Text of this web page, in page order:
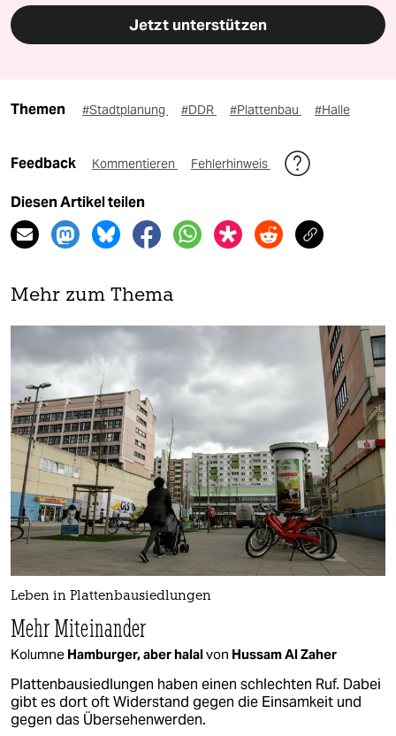
Jetzt unterstützen
Themen #Stadtplanung #DDR #Plattenbau #Halle
Feedback Kommentieren Fehlerhinweis
Diesen Artikel teilen
Mehr zum Thema
Leben in Plattenbausiedlungen
Mehr Miteinander
Kolumne Hamburger, aber halalvon Hussam Al Zaher
Plattenbausiedlungen haben einen schlechten Ruf. Dabei
gibt es dort oft Widerstand gegen die Einsamkeit und
gegen das Übersehenwerden.